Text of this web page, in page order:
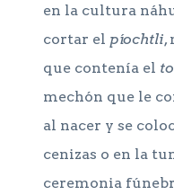
en la cultura
cortar el píochtli,
que contenía el
mechón que le
al nacer y se
cenizas o en la
ceremonia